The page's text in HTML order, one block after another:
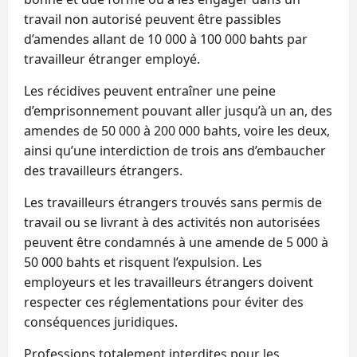
travail non autorisé peuvent être passibles
d’amendes allant de 10 000 à 100 000 bahts par
travailleur étranger employé.
Les récidives peuvent entraîner une peine
d’emprisonnement pouvant aller jusqu’à un an, des
amendes de 50 000 à 200 000 bahts, voire les deux,
ainsi qu’une interdiction de trois ans d’embaucher
des travailleurs étrangers.
Les travailleurs étrangers trouvés sans permis de
travail ou se livrant à des activités non autorisées
peuvent être condamnés à une amende de 5 000 à
50 000 bahts et risquent l’expulsion. Les
employeurs et les travailleurs étrangers doivent
respecter ces réglementations pour éviter des
conséquences juridiques.
Professions totalement interdites pour les